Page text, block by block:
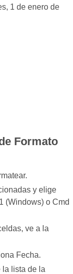
1 de enero de
Formato
y elige
(Windows) o Cmd
ve a la
Fecha.
la lista de la